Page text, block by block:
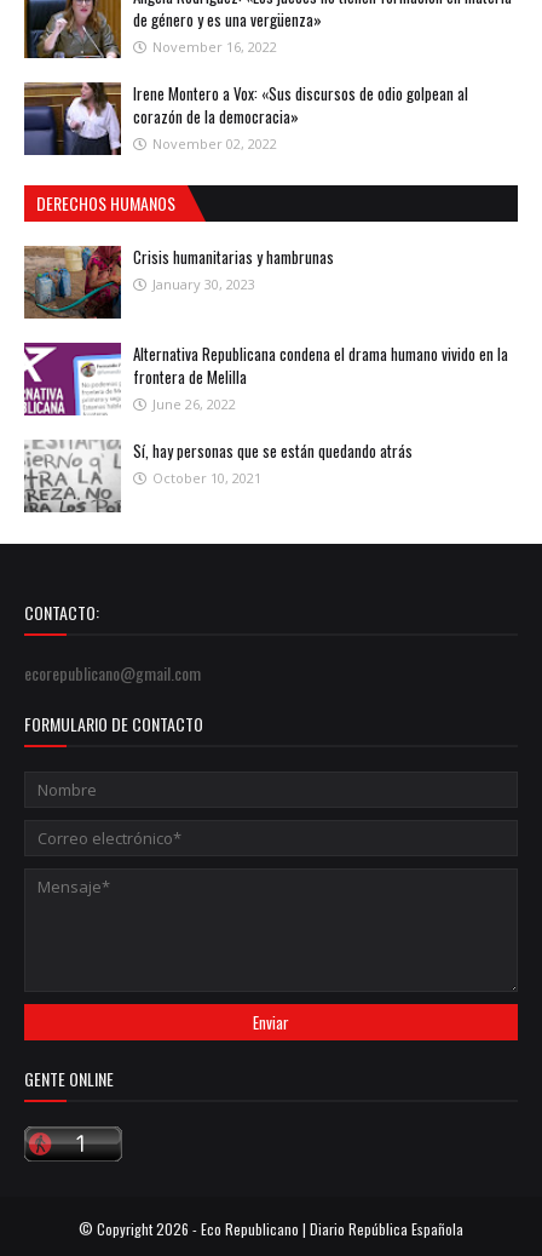
de género y es una vergüenza»
November 16, 2022
Irene Montero a Vox: «Sus discursos de odio golpean al
corazón de la democracia»
November 02, 2022
DERECHOS HUMANOS
Crisis humanitarias y hambrunas
January 30, 2023
Alternativa Republicana condena el drama humano vivido en la
frontera de Melilla
June 26, 2022
Sí, hay personas que se están quedando atrás
October 10, 2021
CONTACTO:
ecorepublicano@gmail.com
FORMULARIO DE CONTACTO
GENTE ONLINE
© Copyright2026 -Eco Republicano | Diario República Española